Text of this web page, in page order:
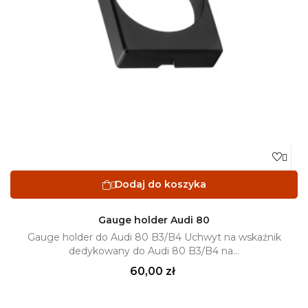

Dodaj do koszyka
Gauge holder Audi 80
Gauge holder do Audi 80 B3/B4 Uchwyt na wskaźnik
dedykowany do Audi 80 B3/B4 na...
Cena
60,00 zł